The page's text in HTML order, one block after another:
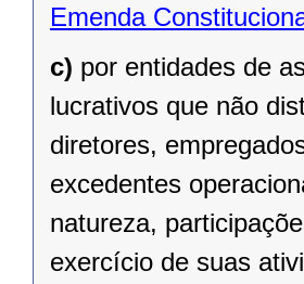
Emenda
c) por entidades de
lucrativos que não
diretores,
excedentes
natureza,
exercício de suas